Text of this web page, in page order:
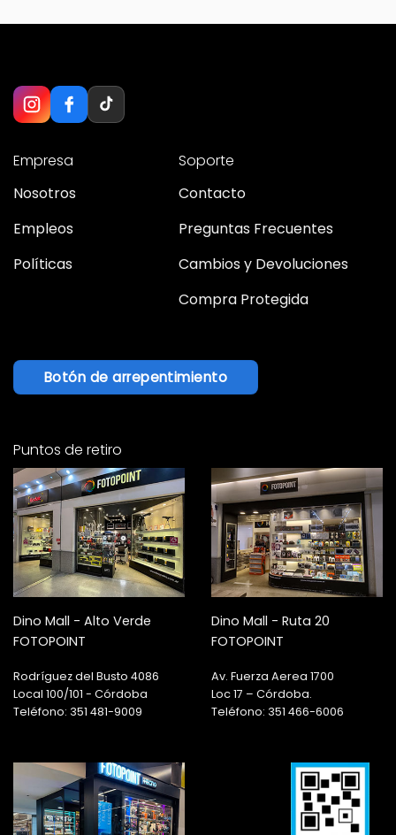
Empresa
Nosotros
Empleos
Políticas
Soporte
Contacto
Preguntas Frecuentes
Cambios y Devoluciones
Compra Protegida
Botón de arrepentimiento
Puntos de retiro
Dino Mall - Alto Verde
FOTOPOINT
Rodríguez del Busto 4086
Local 100/101 - Córdoba
Teléfono: 351 481-9009
Dino Mall - Ruta 20
FOTOPOINT
Av. Fuerza Aerea 1700
Loc 17 – Córdoba.
Teléfono: 351 466-6006